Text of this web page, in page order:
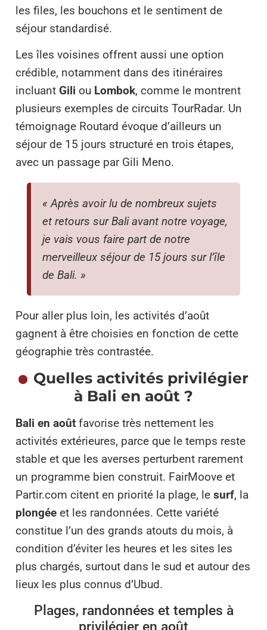
les files, les bouchons et le sentiment de
séjour standardisé.
Les îles voisines offrent aussi une option
crédible, notamment dans des itinéraires
incluant Gili ou Lombok, comme le montrent
plusieurs exemples de circuits TourRadar. Un
témoignage Routard évoque d’ailleurs un
séjour de 15 jours structuré en trois étapes,
avec un passage par Gili Meno.
« Après avoir lu de nombreux sujets
et retours sur Bali avant notre voyage,
je vais vous faire part de notre
merveilleux séjour de 15 jours sur l’île
de Bali. »
Pour aller plus loin, les activités d’août
gagnent à être choisies en fonction de cette
géographie très contrastée.
Quelles activités privilégier
à Bali en août ?
Bali en août favorise très nettement les
activités extérieures, parce que le temps reste
stable et que les averses perturbent rarement
un programme bien construit. FairMoove et
Partir.com citent en priorité la plage, le surf, la
plongée et les randonnées. Cette variété
constitue l’un des grands atouts du mois, à
condition d’éviter les heures et les sites les
plus chargés, surtout dans le sud et autour des
lieux les plus connus d’Ubud.
Plages, randonnées et temples à
privilégier en août